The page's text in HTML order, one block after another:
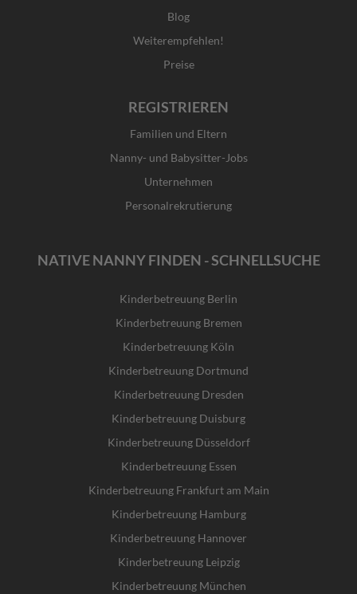
Blog
Weiterempfehlen!
Preise
REGISTRIEREN
Familien und Eltern
Nanny- und Babysitter-Jobs
Unternehmen
Personalrekrutierung
NATIVE NANNY FINDEN - SCHNELLSUCHE
Kinderbetreuung Berlin
Kinderbetreuung Bremen
Kinderbetreuung Köln
Kinderbetreuung Dortmund
Kinderbetreuung Dresden
Kinderbetreuung Duisburg
Kinderbetreuung Düsseldorf
Kinderbetreuung Essen
Kinderbetreuung Frankfurt am Main
Kinderbetreuung Hamburg
Kinderbetreuung Hannover
Kinderbetreuung Leipzig
Kinderbetreuung München